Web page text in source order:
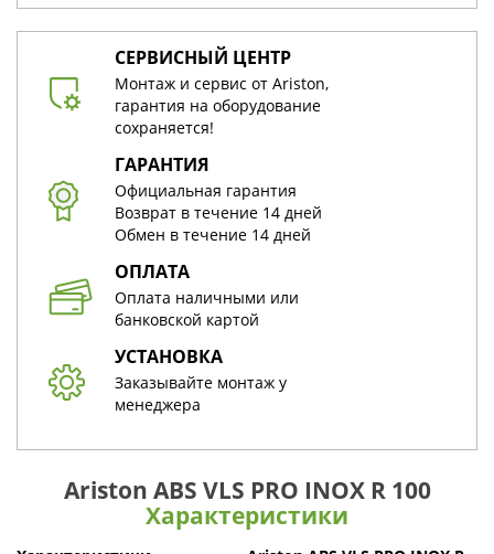
СЕРВИСНЫЙ ЦЕНТР
Монтаж и сервис от Ariston,
гарантия на оборудование
сохраняется!
ГАРАНТИЯ
Официальная гарантия
Возврат в течение 14 дней
Обмен в течение 14 дней
ОПЛАТА
Оплата наличными или
банковской картой
УСТАНОВКА
Заказывайте монтаж у
менеджера
Ariston ABS VLS PRO INOX R 100
Характеристики